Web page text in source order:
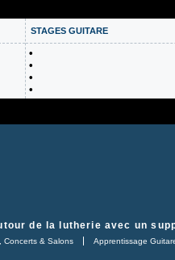
STAGES GUITARE
•
•
•
•
de la lutherie avec un
Concerts & Salons Apprentissage